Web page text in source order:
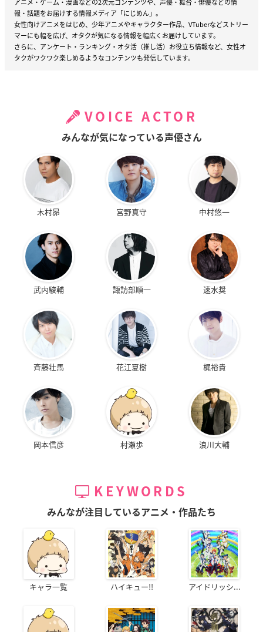
報・話題をお届けする情報メディア「にじめん」。
女性向けアニメをはじめ、少年アニメやキャラクター作品、VTuberなどストリー
マーにも幅を広げ、オタクが気になる情報を幅広くお届けしています。
さらに、アンケート・ランキング・オタ活（推し活）お役立ち情報など、女性オ
タクがワクワク楽しめるようなコンテンツも発信しています。
VOICE ACTOR
みんなが気になっている声優さん
木村昴 宮野真守 中村悠一
武内駿輔 諏訪部順一 速水奨
斉藤壮馬 花江夏樹 梶裕貴
岡本信彦 村瀬歩 浪川大輔
KEYWORDS
みんなが注目しているアニメ・作品たち
キャラ一覧 ハイキュー!! アイドリッシ...